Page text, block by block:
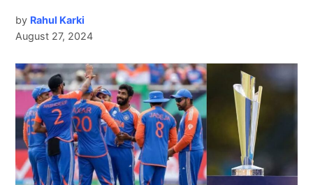
by Rahul Karki
August 27, 2024